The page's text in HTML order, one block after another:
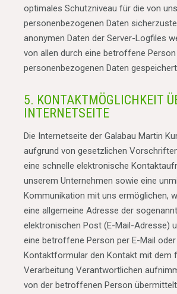
optimales Schutzniveau für die von
personenbezogenen Daten
anonymen Daten der Server-Logfiles
von allen durch eine betroffene Person
personenbezogenen Daten
5. KONTAKTMÖGLICHKEIT
INTERNETSEITE
Die Internetseite der Galabau Martin
aufgrund von gesetzlichen
eine schnelle elektronische
unserem Unternehmen sowie eine
Kommunikation mit uns ermöglichen,
eine allgemeine Adresse der
elektronischen Post (E-Mail-Adresse)
eine betroffene Person per E-Mail oder
Kontaktformular den Kontakt mit dem
Verarbeitung Verantwortlichen
von der betroffenen Person